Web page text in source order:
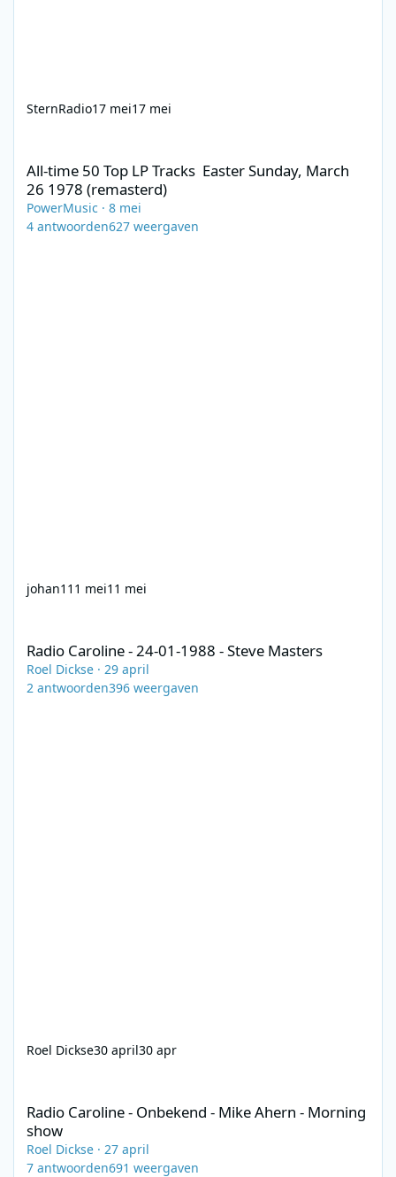
SternRadio17 mei17 mei
All-time 50 Top LP Tracks Easter Sunday, March
26 1978 (remasterd)
PowerMusic · 8 mei
4 antwoorden627 weergaven
johan1 11 mei11 mei
Radio Caroline - 24-01-1988 - Steve Masters
Roel Dickse · 29 april
2 antwoorden396 weergaven
Roel Dickse30 april30 apr
Radio Caroline - Onbekend - Mike Ahern - Morning
show
Roel Dickse · 27 april
7 antwoorden691 weergaven